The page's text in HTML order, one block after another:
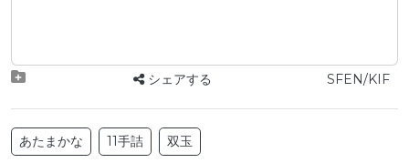
シェアする SFEN/KIF
あたまかな 11手詰 双玉